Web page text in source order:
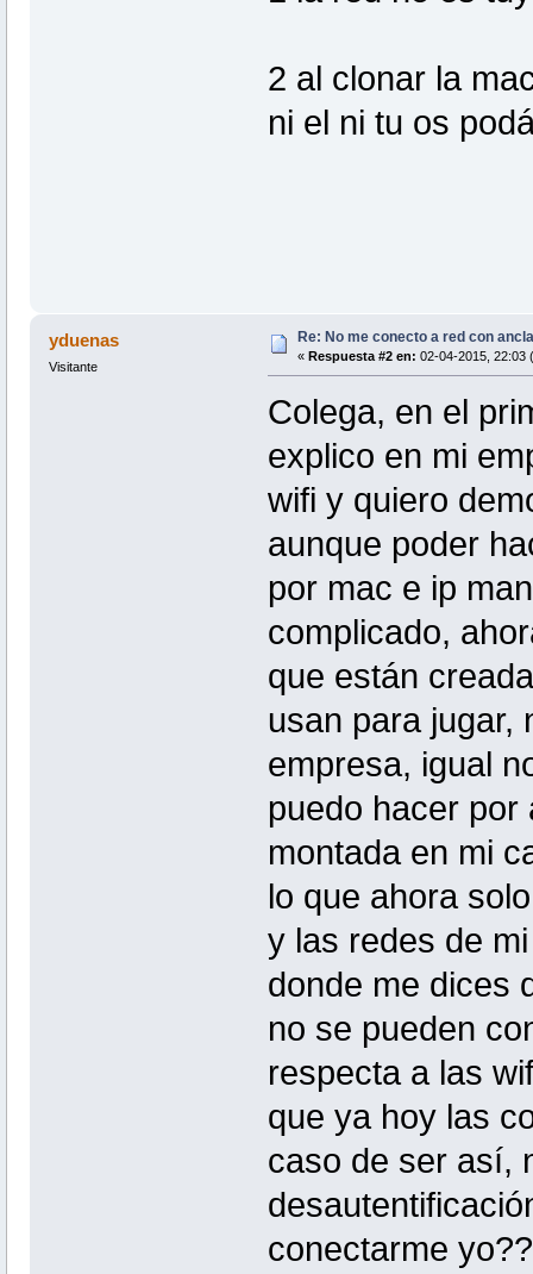
2 al clonar la
ni el ni tu os
yduenas
Visitante
Re: No me conecto a red con
« Respuesta #2 en: 02-04-2015, 22:03
Colega, en el
explico en mi
wifi y quiero
aunque poder
por mac e ip
complicado,
que están
usan para jugar,
empresa, igual
puedo hacer por
montada en mi
lo que ahora
y las redes de
donde me dices
no se pueden
respecta a las
que ya hoy las
caso de ser así,
conectarme